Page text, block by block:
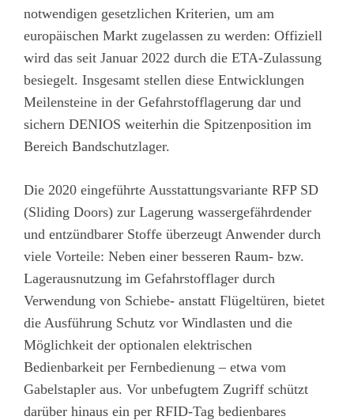
notwendigen gesetzlichen Kriterien, um am
europäischen Markt zugelassen zu werden: Offiziell
wird das seit Januar 2022 durch die ETA-Zulassung
besiegelt. Insgesamt stellen diese Entwicklungen
Meilensteine in der Gefahrstofflagerung dar und
sichern DENIOS weiterhin die Spitzenposition im
Bereich Bandschutzlager.
Die 2020 eingeführte Ausstattungsvariante RFP SD
(Sliding Doors) zur Lagerung wassergefährdender
und entzündbarer Stoffe überzeugt Anwender durch
viele Vorteile: Neben einer besseren Raum- bzw.
Lagerausnutzung im Gefahrstofflager durch
Verwendung von Schiebe- anstatt Flügeltüren, bietet
die Ausführung Schutz vor Windlasten und die
Möglichkeit der optionalen elektrischen
Bedienbarkeit per Fernbedienung – etwa vom
Gabelstapler aus. Vor unbefugtem Zugriff schützt
darüber hinaus ein per RFID-Tag bedienbares